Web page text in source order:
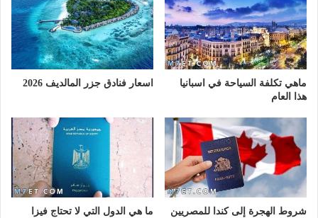
ماهي تكلفة السياحة في اسبانيا
هذا العام
اسعار فنادق جزر المالديف 2026
شروط الهجرة إلى كندا للمصريين
ما هي الدول التي لا تحتاج فيزا